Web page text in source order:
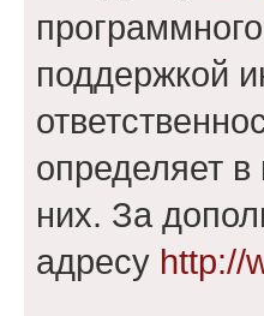
поддержкой
определяет
них. За
адресу http://